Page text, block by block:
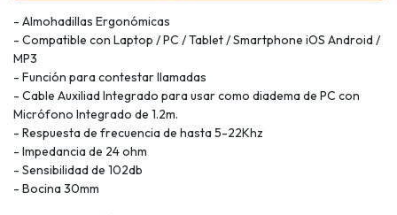
- Almohadillas Ergonómicas
- Compatible con Laptop / PC / Tablet / Smartphone iOS Android /
MP3
- Función para contestar llamadas
- Cable Auxiliad Integrado para usar como diadema de PC con
Micrófono Integrado de 1.2m.
- Respuesta de frecuencia de hasta 5-22Khz
- Impedancia de 24 ohm
- Sensibilidad de 102db
- Bocina 30mm